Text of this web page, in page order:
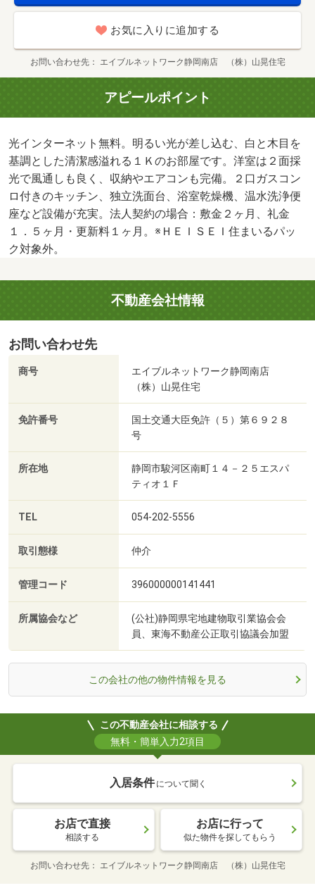
お気に入りに追加する
お問い合わせ先 エイブルネットワーク静岡南店 （株）山晃住宅
アピールポイント
光インターネット無料。明るい光が差し込む、白と木目を
基調とした清潔感溢れる１Ｋのお部屋です。洋室は２面採
光で風通しも良く、収納やエアコンも完備。２口ガスコン
ロ付きのキッチン、独立洗面台、浴室乾燥機、温水洗浄便
座など設備が充実。法人契約の場合：敷金２ヶ月、礼金
１．５ヶ月・更新料１ヶ月。※ＨＥＩＳＥＩ住まいるパッ
ク対象外。
不動産会社情報
お問い合わせ先
商号
エイブルネットワーク静岡南店
（株）山晃住宅
免許番号
国土交通大臣免許（５）第６９２８
号
所在地
静岡市駿河区南町１４－２５エスパ
ティオ１Ｆ
TEL 054-202-5556
取引態様 仲介
管理コード 396000000141441
所属協会など
(公社)静岡県宅地建物取引業協会会
員、東海不動産公正取引協議会加盟
この会社の他の物件情報を見る
この不動産会社に相談する
無料・簡単入力2項目
入居条件 について聞く
お店で直接
相談する
お店に行って
似た物件を探してもらう
お問い合わせ先 エイブルネットワーク静岡南店 （株）山晃住宅